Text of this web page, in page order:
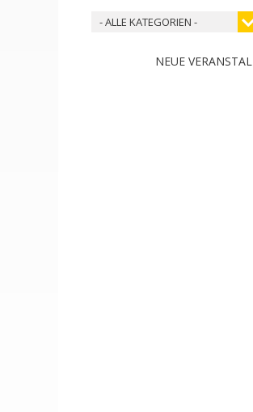
- ALLE KATEGORIEN -
NEUE